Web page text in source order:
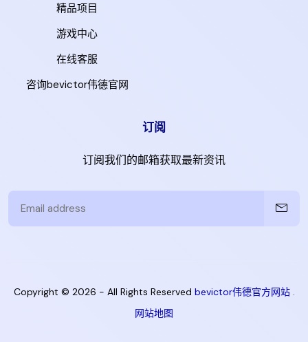
精品项目
游戏中心
在线客服
咨询bevictor伟德官网
订阅
订阅我们的邮箱获取最新资讯
Copyright © 2026 - All Rights Reserved bevictor伟德官方网站.
网站地图